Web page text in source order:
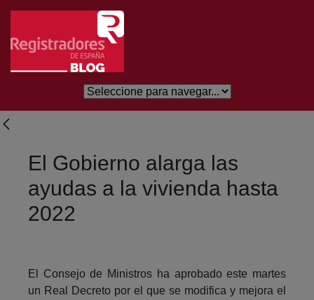
Salta al contingut principal
El Gobierno alarga las
ayudas a la vivienda hasta
2022
El Consejo de Ministros ha aprobado este martes
un Real Decreto por el que se modifica y mejora el